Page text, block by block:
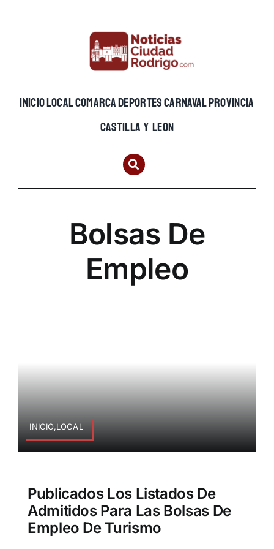
INICIOLOCALCOMARCADEPORTESCARNAVALPROVINCIA
CASTILLA Y LEON
Bolsas De
Empleo
INICIO,LOCAL
Publicados Los Listados De
Admitidos Para Las Bolsas De
Empleo De Turismo